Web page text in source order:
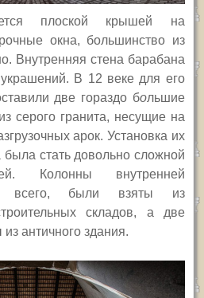
плоской крышей на
окна, большинство из
Внутренняя стена барабана
В 12 веке для его
две гораздо большие
серого гранита, несущие на
арок. Установка их
стать довольно сложной
Колонны внутренней
всего, были взяты из
складов, а две
античного здания.